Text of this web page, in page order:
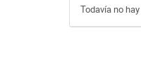
Todavía no